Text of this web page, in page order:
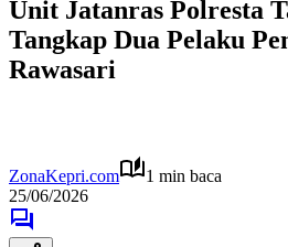
Unit Jatanras Polresta
Tangkap Dua Pelaku
Rawasari
ZonaKepri.com
1 min baca
25/06/2026